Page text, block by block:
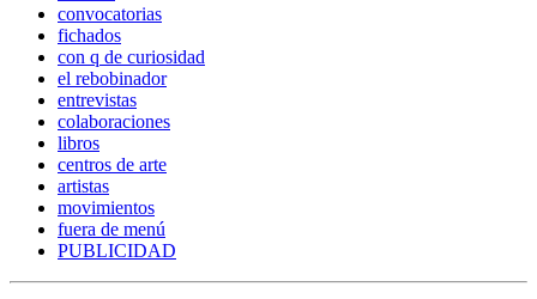
convocatorias
fichados
con q de curiosidad
el rebobinador
entrevistas
colaboraciones
libros
centros de arte
artistas
movimientos
fuera de menú
PUBLICIDAD